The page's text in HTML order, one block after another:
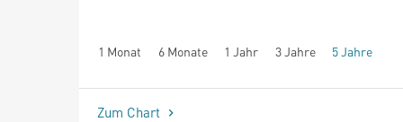
1 Monat 6 Monate 1 Jahr 3 Jahre 5 Jahre
seit Beginn
Zum Chart